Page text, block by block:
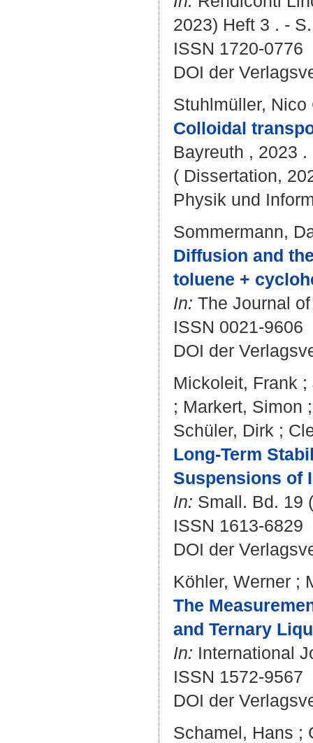
2023) Heft 3 . -
ISSN 1720-0776
DOI der
Stuhlmüller, Nico
Colloidal
Bayreuth , 2023 .
( Dissertation,
Physik und
Sommermann,
Diffusion and
toluene +
In: The Journal
ISSN 0021-9606
DOI der
Mickoleit, Frank ;
; Markert, Simon
Schüler, Dirk ;
Long‐Term
Suspensions of
In: Small. Bd. 19
ISSN 1613-6829
DOI der
Köhler, Werner ;
The
and Ternary
In: International
ISSN 1572-9567
DOI der
Schamel, Hans ;